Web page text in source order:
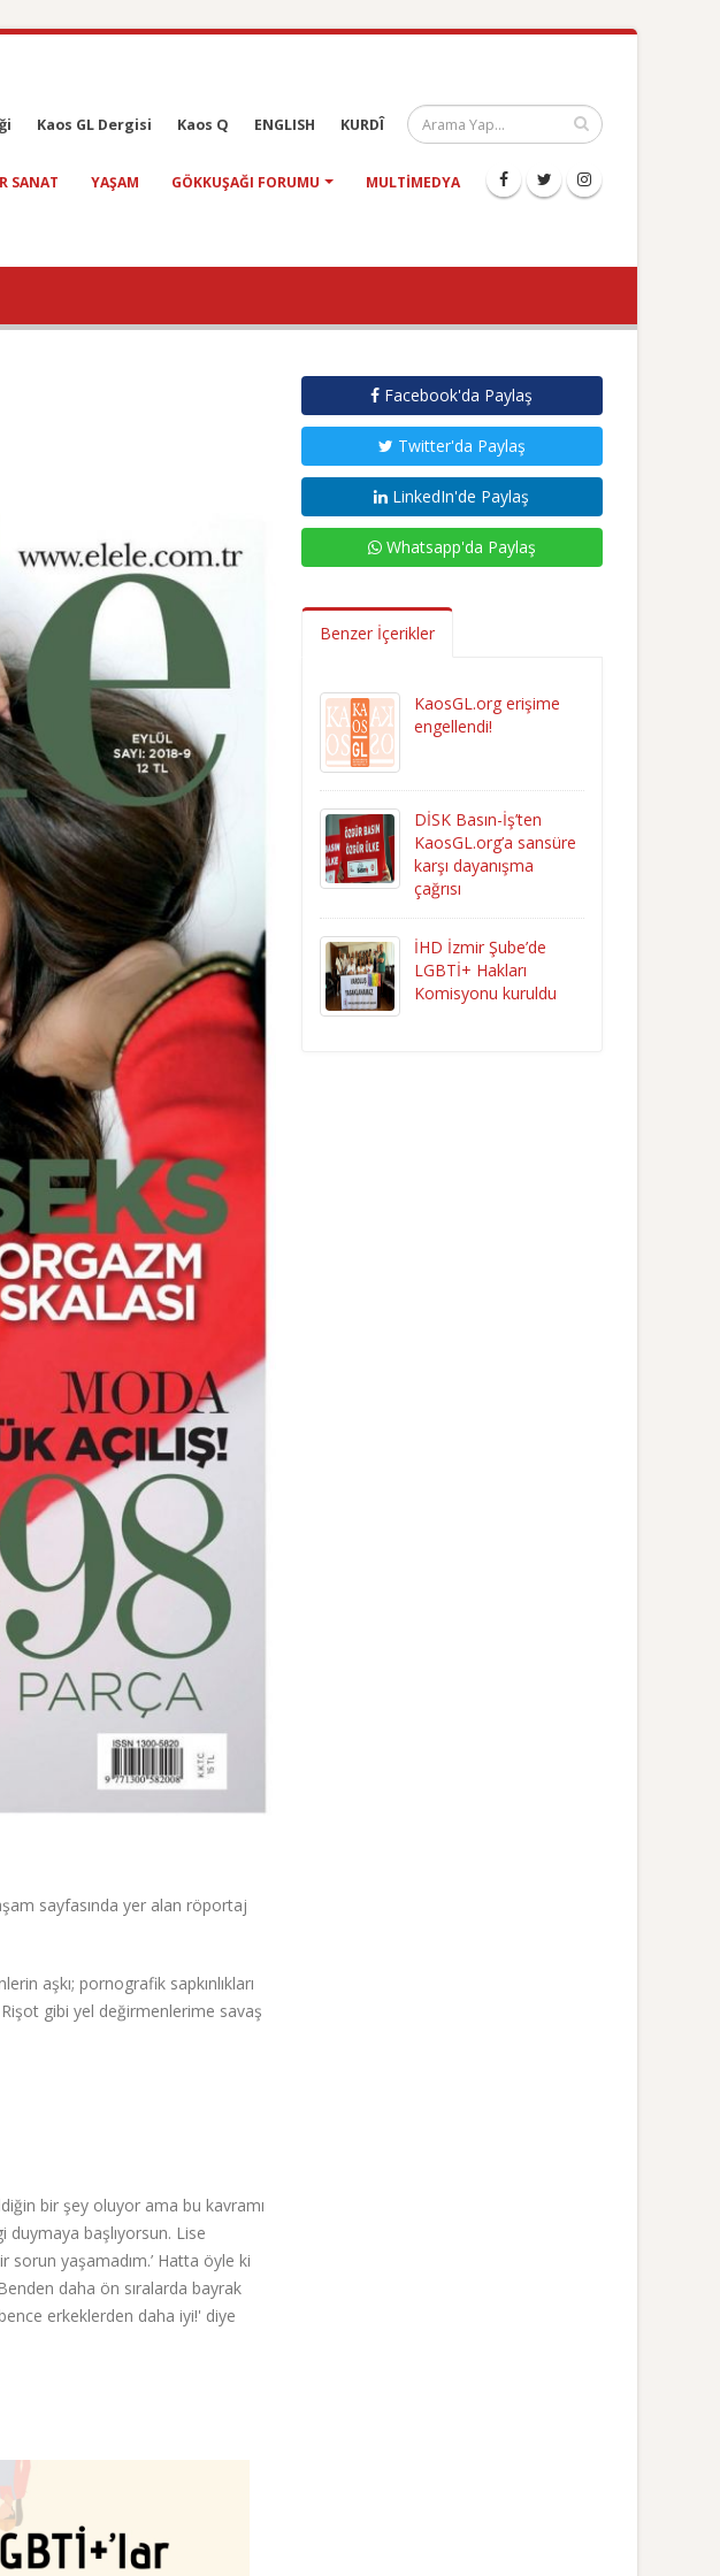
Kaos GL Dergisi Kaos Q ENGLISH KURDÎ
SANAT YAŞAM GÖKKUŞAĞI FORUMU MULTIMEDYA
sayfasında yer alan röportaj
aşkı; pornografik sapkınlıkları
gibi yel değirmenlerime savaş
bir şey oluyor ama bu kavramı
başlıyorsun. Lise
sorun yaşamadım.’ Hatta öyle ki
daha ön sıralarda bayrak
erkeklerden daha iyi!' diye
Facebook'da Paylaş
Twitter'da Paylaş
LinkedIn'de Paylaş
Whatsapp'da Paylaş
Benzer İçerikler
KaosGL.org erişime
engellendi!
DİSK Basın-İş’ten
KaosGL.org’a sansüre
karşı dayanışma
çağrısı
İHD İzmir Şube’de
LGBTİ+ Hakları
Komisyonu kuruldu